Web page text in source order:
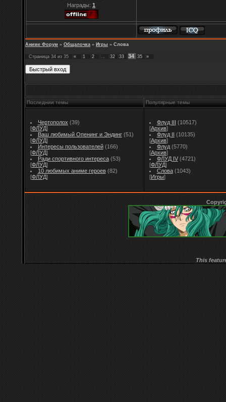
Награды: 1
Аниме Форум » Общалочка » Игры » Слова
Страница 34 из 35 « 1 2 … 32 33 34 35 »
Последнии темы Популярные темы
Чертополох (39)
[ФЛУД]
Ваш любимый Опенинг и Эндинг (51)
[ФЛУД]
Интересы пользователей (166)
[ФЛУД]
Ради спортивного интереса (53)
[ФЛУД]
10 любимых аниме героев (82)
[ФЛУД]
Флуд III (10517)
[Архив]
Флуд II (10135)
[Архив]
Флуд (5770)
[Архив]
ФЛУД IV (4721)
[ФЛУД]
Слова (1043)
[Игры]
This